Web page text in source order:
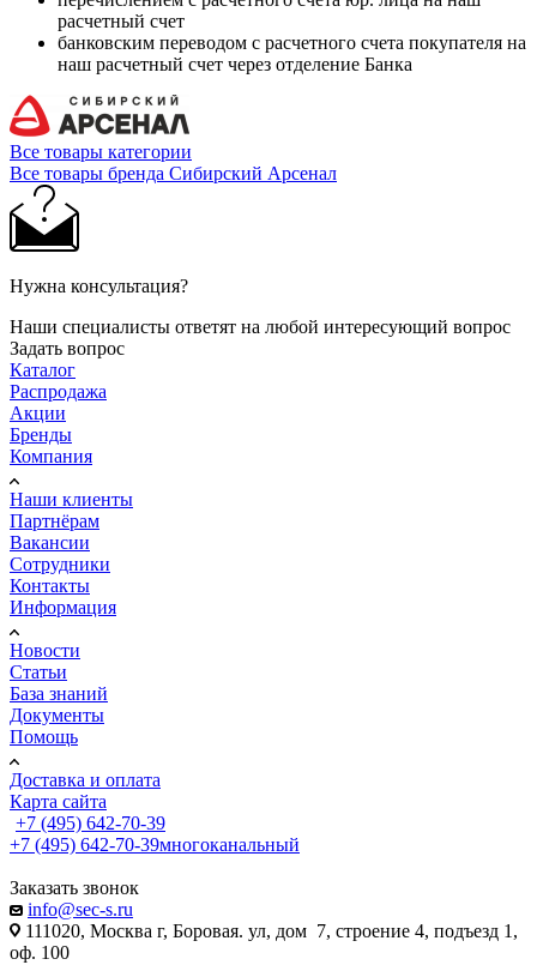
расчетный счет
банковским переводом с расчетного счета покупателя на
наш расчетный счет через отделение Банка
Все товары категории
Все товары бренда Сибирский Арсенал
Нужна консультация?
Наши специалисты ответят на любой интересующий вопрос
Задать вопрос
Каталог
Распродажа
Акции
Бренды
Компания
Наши клиенты
Партнёрам
Вакансии
Сотрудники
Контакты
Информация
Новости
Статьи
База знаний
Документы
Помощь
Доставка и оплата
Карта сайта
+7 (495) 642-70-39
+7 (495) 642-70-39многоканальный
Заказать звонок
info@sec-s.ru
111020, Москва г, Боровая. ул, дом 7, строение 4, подъезд 1,
оф. 100